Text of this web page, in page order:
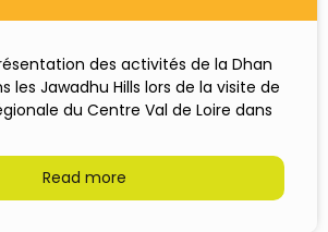
des activités de la Dhan
les Jawadhu Hills lors de la visite de
du Centre Val de Loire dans
Read more